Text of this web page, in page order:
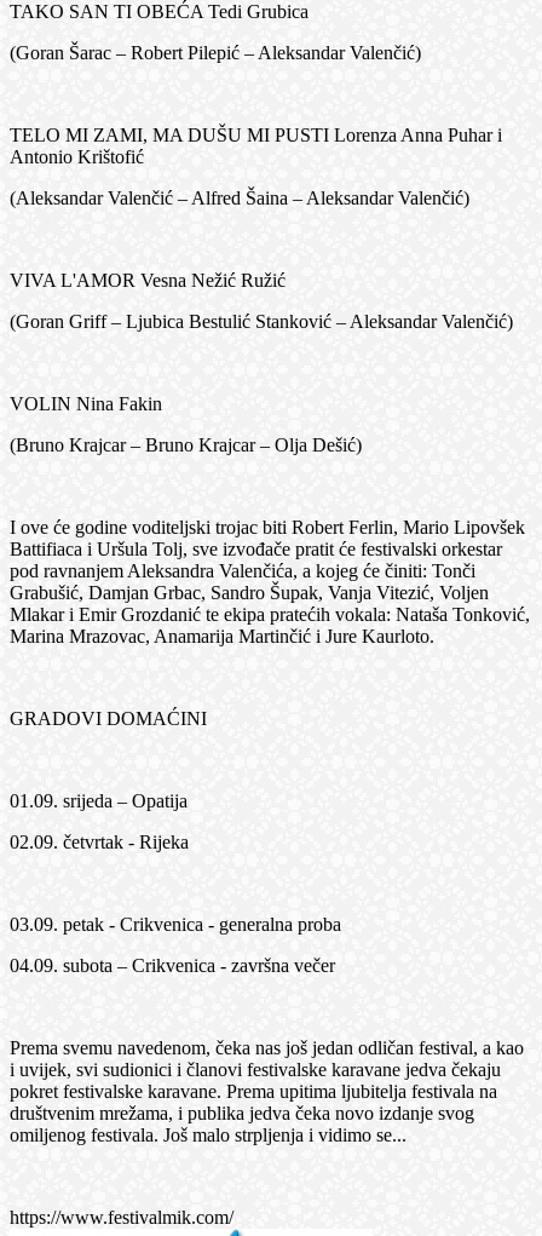
TAKO SAN TI OBEĆA Tedi Grubica
(Goran Šarac – Robert Pilepić – Aleksandar Valenčić)
TELO MI ZAMI, MA DUŠU MI PUSTI Lorenza Anna Puhar i
Antonio Krištofić
(Aleksandar Valenčić – Alfred Šaina – Aleksandar Valenčić)
VIVA L'AMOR Vesna Nežić Ružić
(Goran Griff – Ljubica Bestulić Stanković – Aleksandar Valenčić)
VOLIN Nina Fakin
(Bruno Krajcar – Bruno Krajcar – Olja Dešić)
I ove će godine voditeljski trojac biti Robert Ferlin, Mario Lipovšek
Battifiaca i Uršula Tolj, sve izvođače pratit će festivalski orkestar
pod ravnanjem Aleksandra Valenčića, a kojeg će činiti: Tonči
Grabušić, Damjan Grbac, Sandro Šupak, Vanja Vitezić, Voljen
Mlakar i Emir Grozdanić te ekipa pratećih vokala: Nataša Tonković,
Marina Mrazovac, Anamarija Martinčić i Jure Kaurloto.
GRADOVI DOMAĆINI
01.09. srijeda – Opatija
02.09. četvrtak - Rijeka
03.09. petak - Crikvenica - generalna proba
04.09. subota – Crikvenica - završna večer
Prema svemu navedenom, čeka nas još jedan odličan festival, a kao
i uvijek, svi sudionici i članovi festivalske karavane jedva čekaju
pokret festivalske karavane. Prema upitima ljubitelja festivala na
društvenim mrežama, i publika jedva čeka novo izdanje svog
omiljenog festivala. Još malo strpljenja i vidimo se...
https://www.festivalmik.com/